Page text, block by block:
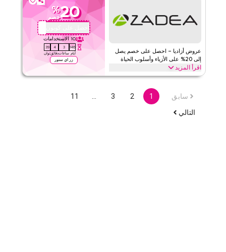
الحد الأدنى للطلب
ويب/تطبيق
الفئات
على مستوى الموقع
عروض أزاديا – احصل على خصم يصل
إلى 20% على الأزياء وأسلوب الحياة
اقرأ المزيد
20
%
خصم
احصل على كوبون
10 الاستخدامات
146
أيام
3
ساعات
4
دقائق
39
ثوان
زر اي ستور
وفر حتى 20% مع عروض أزاديا على ملابس الأزياء والإكسسوارات والأحذية
ومنتجات التجميل وديكور المنزل والمزيد. توفيرات لفترة محدودة.
الأحكام والشروط
الحد الأدنى للطلب
سابق 1
2
3
11
التالي